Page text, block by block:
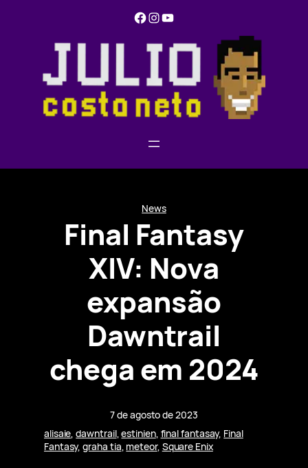
Facebook Instagram YouTube
News
Final Fantasy
XIV: Nova
expansão
Dawntrail
chega em 2024
7 de agosto de 2023
alisaie, dawntrail, estinien, final fantasay, Final
Fantasy, graha tia, meteor, Square Enix